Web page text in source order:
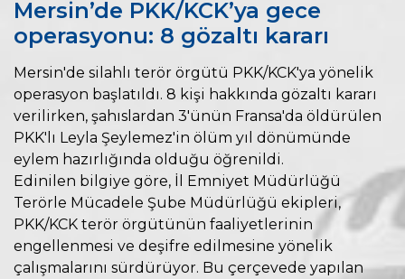
Mersin’de PKK/KCK’ya gece
operasyonu: 8 gözaltı kararı
Mersin'de silahlı terör örgütü PKK/KCK'ya yönelik
operasyon başlatıldı. 8 kişi hakkında gözaltı kararı
verilirken, şahıslardan 3'ünün Fransa'da öldürülen
PKK'lı Leyla Şeylemez'in ölüm yıl dönümünde
eylem hazırlığında olduğu öğrenildi.
Edinilen bilgiye göre, İl Emniyet Müdürlüğü
Terörle Mücadele Şube Müdürlüğü ekipleri,
PKK/KCK terör örgütünün faaliyetlerinin
engellenmesi ve deşifre edilmesine yönelik
çalışmalarını sürdürüyor. Bu çerçevede yapılan